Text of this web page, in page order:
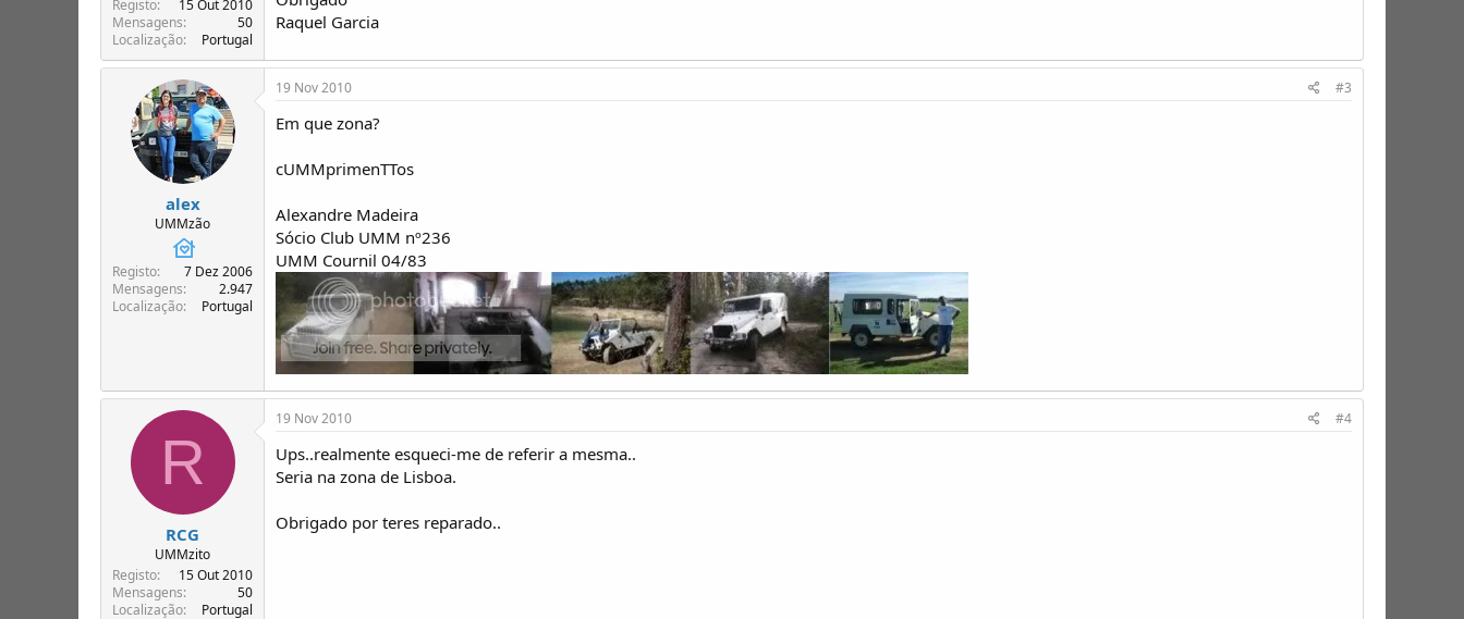
T
ó
p
o
Registo
15 Out 2010
Mensagens
50
Localização
Portugal
Raquel Garcia
alex
UMMzão
Registo
7 Dez 2006
Mensagens
2.947
Localização
Portugal
19 Nov 2010 #3
Em que zona?
cUMMprimenTTos
Alexandre Madeira
Sócio Club UMM nº236
UMM Cournil 04/83
R
RCG
UMMzito
Registo
15 Out 2010
Mensagens
50
Localização
Portugal
19 Nov 2010 #4
Ups..realmente esqueci-me de referir a mesma..
Seria na zona de Lisboa.
Obrigado por teres reparado..